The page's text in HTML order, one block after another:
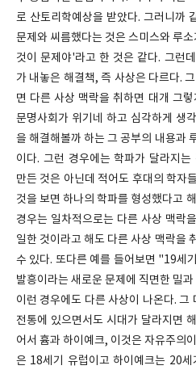
로 산토리학예상을 받았다. 그러니까
문제와 씨름했다는 것은 스미스와 루
것이 문제야'라고 한 것은 같다. 그런
가 내놓은 해결책, 즉 사상은 다르다.
면 다른 사상 맥락을 취하면 대개 그
문명사회가 위기네 하고 심각하게 생
을 해결해볼까 하는 그 공부의 내용과
이다. 그런 경우에는 학파가 달라지
만든 것은 아닌데 적어도 후대의 학자
것을 보면 하나의 학파를 형성했다고
경우는 일차적으로는 다른 사상 맥락
일한 것이라고 해도 다른 사상 맥락을
수 있다. 또다른 예를 들어보면 "19세
발흥이라는 새로운 문제에 직면한 밀
이런 경우에도 다른 사상이 나온다. 그
전통에 있으면서도 시대가 달라지면
어서 흄과 하이예크, 이것은 자유주의
은 18세기 유럽이고 하이예크는 20